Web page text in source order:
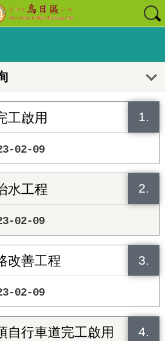
1.
工啟用
02-09
2.
水工程
02-09
3.
改善工程
02-09
4.
自行車道完工啟用